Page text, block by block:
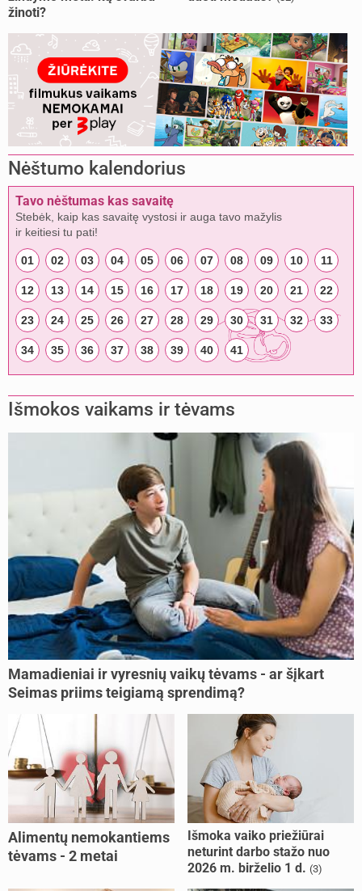
žinoti?
Nėštumo kalendorius
Tavo nėštumas kas savaitę
Stebėk, kaip kas savaitę vystosi ir auga tavo mažylis
ir keitiesi tu pati!
01 02 03 04 05 06 07 08 09 10 11
12 13 14 15 16 17 18 19 20 21 22
23 24 25 26 27 28 29 30 31 32 33
34 35 36 37 38 39 40 41
Išmokos vaikams ir tėvams
Mamadieniai ir vyresnių vaikų tėvams - ar šįkart
Seimas priims teigiamą sprendimą?
Alimentų nemokantiems
tėvams - 2 metai
Išmoka vaiko priežiūrai
neturint darbo stažo nuo
2026 m. birželio 1 d. (3)